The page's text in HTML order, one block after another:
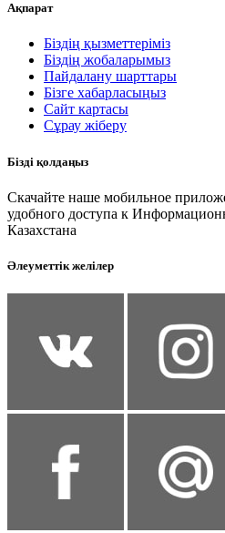
Ақпарат
Біздің қызметтеріміз
Біздің жобаларымыз
Пайдалану шарттары
Бізге хабарласыңыз
Сайт картасы
Сұрау жіберу
Бізді қолдаңыз
Скачайте наше мобильное
удобного доступа к
Казахстана
Әлеуметтік желілер